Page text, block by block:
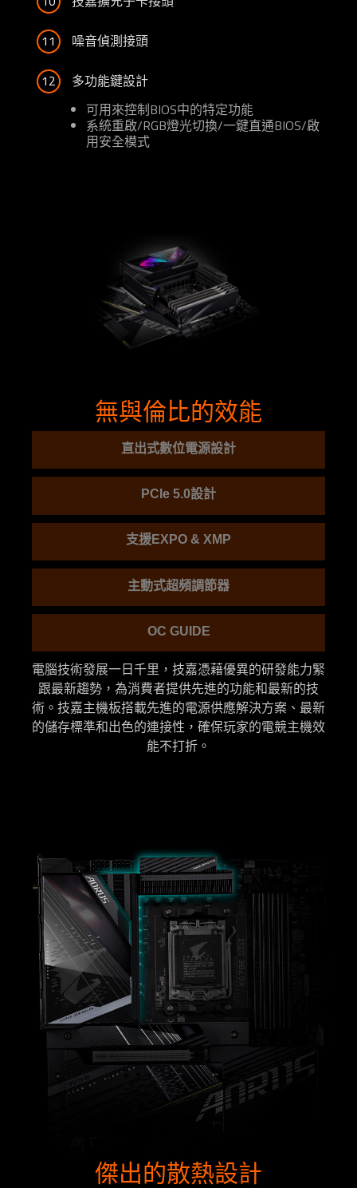
11 噪音偵測接頭
12
多功能鍵設計
可用來控制BIOS中的特定功能
系統重啟/RGB燈光切換/一鍵直通BIOS/啟
用安全模式
無與倫比的效能
直出式數位電源設計
PCIe 5.0設計
支援EXPO & XMP
主動式超頻調節器
OC GUIDE
電腦技術發展一日千里，技嘉憑藉優異的研發能力緊
跟最新趨勢，為消費者提供先進的功能和最新的技
術。技嘉主機板搭載先進的電源供應解決方案、最新
的儲存標準和出色的連接性，確保玩家的電競主機效
能不打折。
傑出的散熱設計